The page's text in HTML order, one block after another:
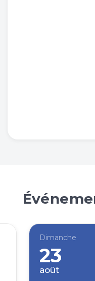
Dimanche
23
août